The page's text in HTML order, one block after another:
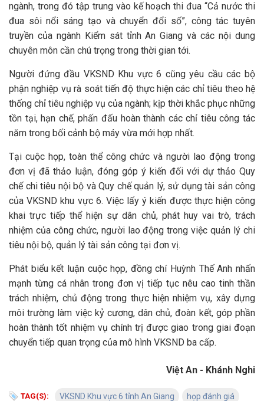
ngành, trong đó tập trung vào kế hoạch thi đua “Cả nước thi
đua sôi nổi sáng tạo và chuyển đổi số”, công tác tuyên
truyền của ngành Kiểm sát tỉnh An Giang và các nội dung
chuyên môn cần chú trọng trong thời gian tới.
Người đứng đầu VKSND Khu vực 6 cũng yêu cầu các bộ
phận nghiệp vụ rà soát tiến độ thực hiện các chỉ tiêu theo hệ
thống chỉ tiêu nghiệp vụ của ngành; kịp thời khắc phục những
tồn tại, hạn chế, phấn đấu hoàn thành các chỉ tiêu công tác
năm trong bối cảnh bộ máy vừa mới hợp nhất.
Tại cuộc họp, toàn thể công chức và người lao động trong
đơn vị đã thảo luận, đóng góp ý kiến đối với dự thảo Quy
chế chi tiêu nội bộ và Quy chế quản lý, sử dụng tài sản công
của VKSND khu vực 6. Việc lấy ý kiến được thực hiện công
khai trực tiếp thể hiện sự dân chủ, phát huy vai trò, trách
nhiệm của công chức, người lao động trong việc quản lý chi
tiêu nội bộ, quản lý tài sản công tại đơn vị.
Phát biểu kết luận cuộc họp, đồng chí Huỳnh Thế Anh nhấn
mạnh từng cá nhân trong đơn vị tiếp tục nêu cao tinh thần
trách nhiệm, chủ động trong thực hiện nhiệm vụ, xây dựng
môi trường làm việc kỷ cương, dân chủ, đoàn kết, góp phần
hoàn thành tốt nhiệm vụ chính trị được giao trong giai đoạn
chuyển tiếp quan trọng của mô hình VKSND ba cấp.
Việt An - Khánh Nghi
TAG(S): VKSND Khu vực 6 tỉnh An Giang họp đánh giá